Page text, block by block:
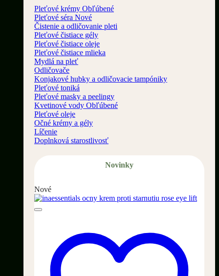
Pleťové krémy
Pleťové séra
Čistenie a odličovanie pleti
Pleťové čistiace gély
Pleťové čistiace oleje
Pleťové čistiace mlieka
Mydlá na pleť
Odličovače
Konjakové hubky a odličovacie tampóniky
Pleťové toniká
Pleťové masky a peelingy
Kvetinové vody
Pleťové oleje
Očné krémy a gély
Líčenie
Doplnková starostlivosť
Novinky
Nové